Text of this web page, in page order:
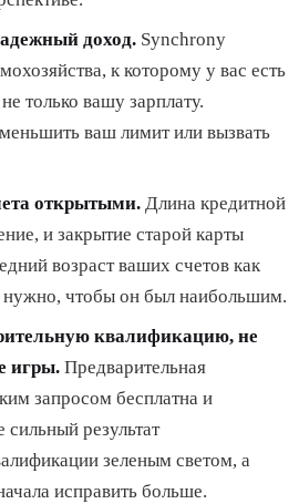
доход. Synchrony
к которому у вас есть
только вашу зарплату.
ваш лимит или вызвать
открытыми. Длина кредитной
и закрытие старой карты
возраст ваших счетов как
нужно, чтобы он был наибольшим.
квалификацию, не
игры. Предварительная
запросом бесплатна и
сильный результат
зеленым светом, а
исправить больше.